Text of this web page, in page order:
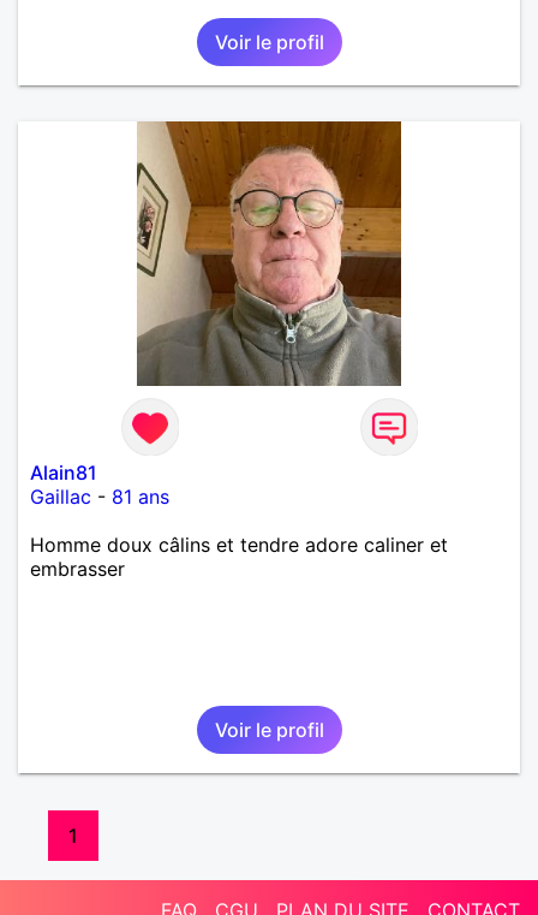
Voir le profil
Alain81
Gaillac - 81 ans
Homme doux câlins et tendre adore caliner et
embrasser
Voir le profil
1
FAQ CGU PLAN DU SITE CONTACT